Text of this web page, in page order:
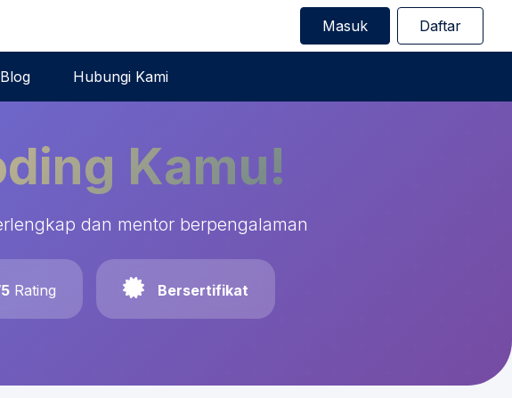
Masuk Daftar
Blog Hubungi Kami
Kamu!
dan mentor berpengalaman
Rating Bersertifikat